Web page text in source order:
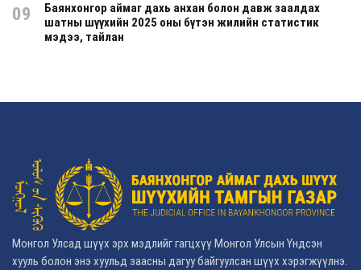
09
Баянхонгор аймаг дахь анхан болон давж заалдах
шатны шүүхийн 2025 оны бүтэн жилийн статистик
мэдээ, тайлан
Монгол Улсад шүүх эрх мэдлийг гагцхүү Монгол Улсын Үндсэн
хууль болон энэ хуульд заасны дагуу байгуулсан шүүх хэрэгжүүлнэ.